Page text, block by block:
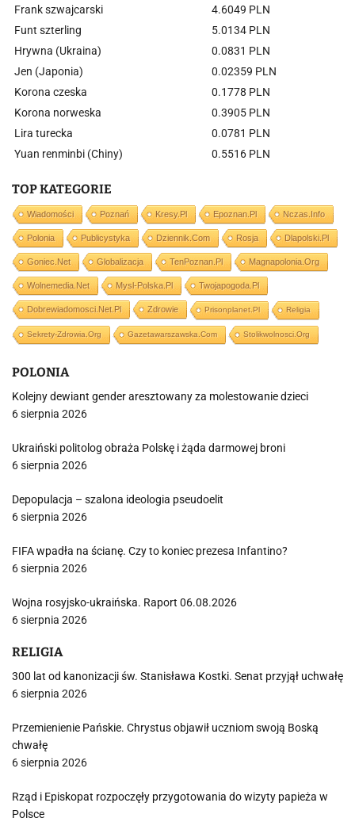
Frank szwajcarski
4.6049 PLN
Funt szterling
5.0134 PLN
Hrywna (Ukraina)
0.0831 PLN
Jen (Japonia)
0.02359 PLN
Korona czeska
0.1778 PLN
Korona norweska
0.3905 PLN
Lira turecka
0.0781 PLN
Yuan renminbi (Chiny)
0.5516 PLN
TOP KATEGORIE
Wiadomości Poznań Kresy.pl Epoznan.pl Nczas.info
Polonia Publicystyka Dziennik.com Rosja Dlapolski.pl
Goniec.net Globalizacja TenPoznan.pl Magnapolonia.org
Wolnemedia.net Mysl-Polska.pl Twojapogoda.pl
Dobrewiadomosci.net.pl Zdrowie Prisonplanet.pl Religia
Sekrety-Zdrowia.org Gazetawarszawska.com Stolikwolnosci.org
POLONIA
Kolejny dewiant gender aresztowany za molestowanie dzieci
6 sierpnia 2026
Ukraiński politolog obraża Polskę i żąda darmowej broni
6 sierpnia 2026
Depopulacja – szalona ideologia pseudoelit
6 sierpnia 2026
FIFA wpadła na ścianę. Czy to koniec prezesa Infantino?
6 sierpnia 2026
Wojna rosyjsko-ukraińska. Raport 06.08.2026
6 sierpnia 2026
RELIGIA
300 lat od kanonizacji św. Stanisława Kostki. Senat przyjął uchwałę
6 sierpnia 2026
Przemienienie Pańskie. Chrystus objawił uczniom swoją Boską
chwałę
6 sierpnia 2026
Rząd i Episkopat rozpoczęły przygotowania do wizyty papieża w
Polsce